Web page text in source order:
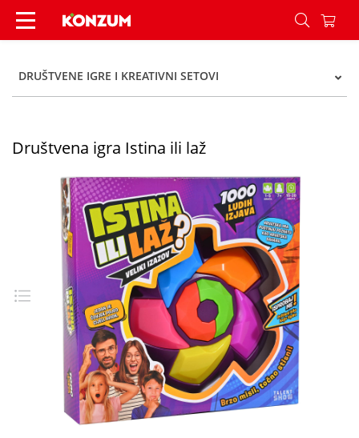
Društvena igra Istina ili laž - Konzum
DRUŠTVENE IGRE I KREATIVNI SETOVI
Društvena igra Istina ili laž